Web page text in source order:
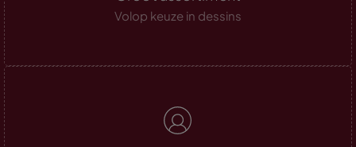
Volop keuze in dessins